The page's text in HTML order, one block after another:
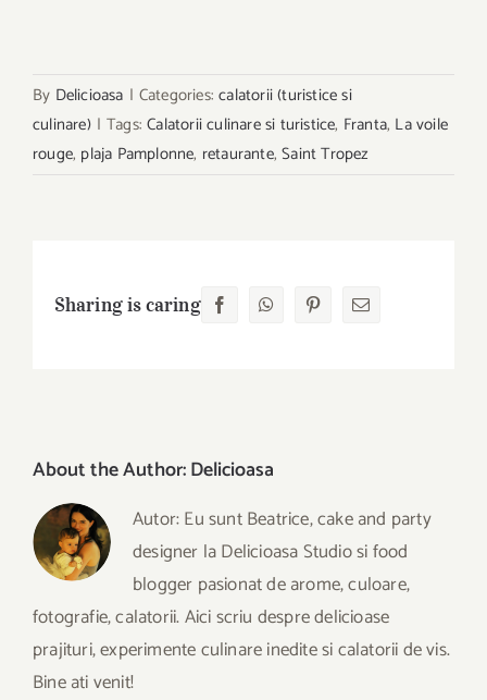
By Delicioasa | Categories:calatorii (turistice si
culinare) | Tags:Calatorii culinare si turistice, Franta, La voile
rouge, plaja Pamplonne, retaurante,Saint Tropez
Sharing is caring FacebookWhatsAppPinterest
E-
About the Author:Delicioasa
Autor: Eu sunt Beatrice, cake and party
designer la Delicioasa Studio si food
blogger pasionat de arome, culoare,
fotografie, calatorii. Aici scriu despre delicioase
prajituri, experimente culinare inedite si calatorii de vis.
Bine ati venit!